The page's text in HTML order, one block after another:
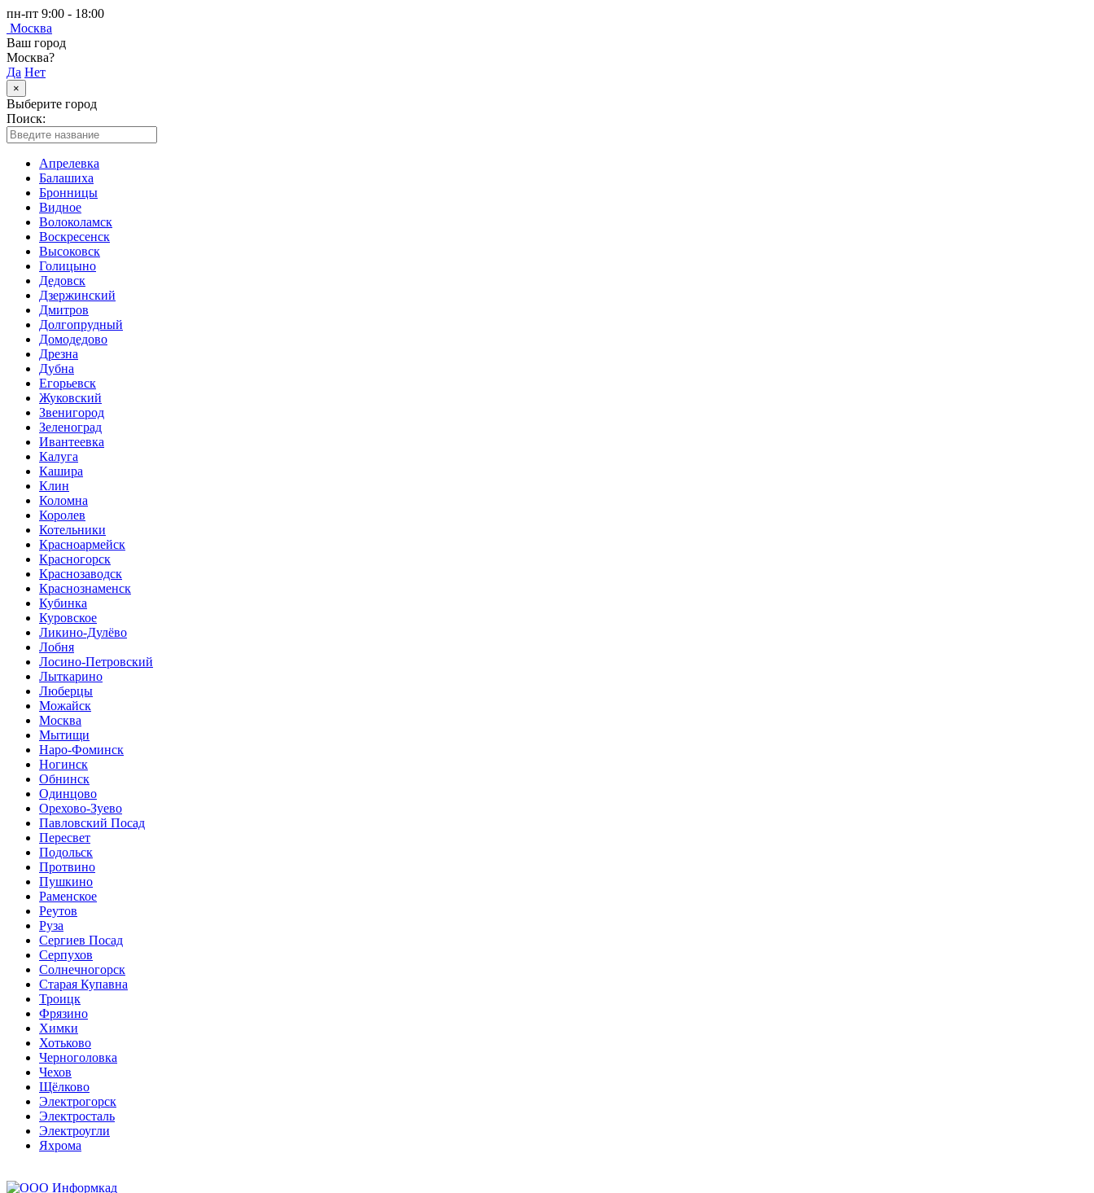
пн-пт 9:00 - 18:00
Москва
Ваш город
Москва?
Да Нет
×
Выберите город
Поиск:
Апрелевка
Балашиха
Бронницы
Видное
Волоколамск
Воскресенск
Высоковск
Голицыно
Дедовск
Дзержинский
Дмитров
Долгопрудный
Домодедово
Дрезна
Дубна
Егорьевск
Жуковский
Звенигород
Зеленоград
Ивантеевка
Калуга
Кашира
Клин
Коломна
Королев
Котельники
Красноармейск
Красногорск
Краснозаводск
Краснознаменск
Кубинка
Куровское
Ликино-Дулёво
Лобня
Лосино-Петровский
Лыткарино
Люберцы
Можайск
Москва
Мытищи
Наро-Фоминск
Ногинск
Обнинск
Одинцово
Орехово-Зуево
Павловский Посад
Пересвет
Подольск
Протвино
Пушкино
Раменское
Реутов
Руза
Сергиев Посад
Серпухов
Солнечногорск
Старая Купавна
Троицк
Фрязино
Химки
Хотьково
Черноголовка
Чехов
Щёлково
Электрогорск
Электросталь
Электроугли
Яхрома